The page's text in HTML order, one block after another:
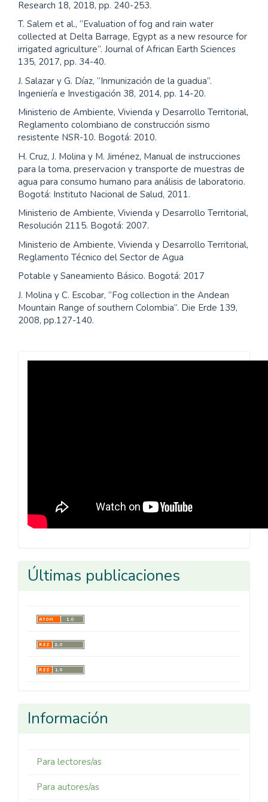
Research 18, 2018, pp. 240-253.
T. Salem et al., “Evaluation of fog and rain water
collected at Delta Barrage, Egypt as a new resource for
irrigated agriculture”. Journal of African Earth Sciences
135, 2017, pp. 34-40.
J. Salazar y G. Díaz, “Inmunización de la guadua”.
Ingeniería e Investigación 38, 2014, pp. 14-20.
Ministerio de Ambiente, Vivienda y Desarrollo Territorial,
Reglamento colombiano de construcción sismo
resistente NSR-10. Bogotá: 2010.
H. Cruz, J. Molina y M. Jiménez, Manual de instrucciones
para la toma, preservacion y transporte de muestras de
agua para consumo humano para análisis de laboratorio.
Bogotá: Instituto Nacional de Salud, 2011.
Ministerio de Ambiente, Vivienda y Desarrollo Territorial,
Resolución 2115. Bogotá: 2007.
Ministerio de Ambiente, Vivienda y Desarrollo Territorial,
Reglamento Técnico del Sector de Agua
Potable y Saneamiento Básico. Bogotá: 2017
J. Molina y C. Escobar, “Fog collection in the Andean
Mountain Range of southern Colombia”. Die Erde 139,
2008, pp.127-140.
Revista
Últimas publicaciones
Información
Para lectores/as
Para autores/as